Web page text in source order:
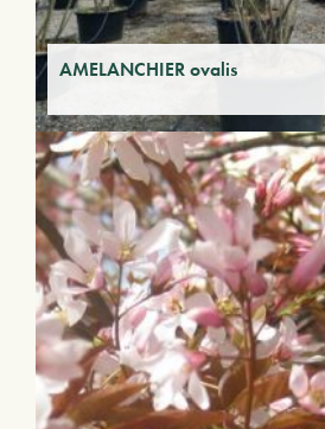
AMELANCHIER ovalis